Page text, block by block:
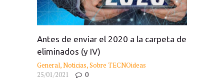
Antes de enviar el 2020 a la carpeta de
eliminados (y IV)
General,Noticias,Sobre TECNOideas
25/01/2021
0